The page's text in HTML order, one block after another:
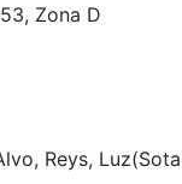
Zona D
Reys,